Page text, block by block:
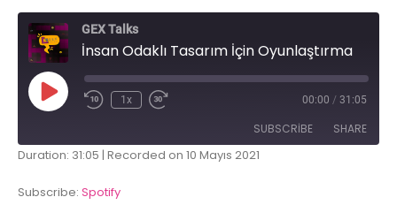
GEX Talks
İnsan Odaklı Tasarım İçin Oyunlaştırma
1x 00:00 / 31:05
SUBSCRIBE SHARE
Duration: 31:05 | Recorded on 10 Mayıs 2021
Subscribe: Spotify